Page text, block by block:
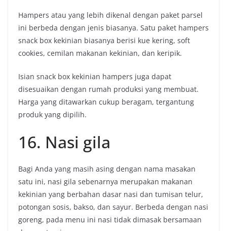
Hampers atau yang lebih dikenal dengan paket parsel
ini berbeda dengan jenis biasanya. Satu paket hampers
snack box kekinian biasanya berisi kue kering, soft
cookies, cemilan makanan kekinian, dan keripik.
Isian snack box kekinian hampers juga dapat
disesuaikan dengan rumah produksi yang membuat.
Harga yang ditawarkan cukup beragam, tergantung
produk yang dipilih.
16. Nasi gila
Bagi Anda yang masih asing dengan nama masakan
satu ini, nasi gila sebenarnya merupakan makanan
kekinian yang berbahan dasar nasi dan tumisan telur,
potongan sosis, bakso, dan sayur. Berbeda dengan nasi
goreng, pada menu ini nasi tidak dimasak bersamaan